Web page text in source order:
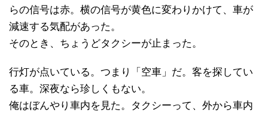
らの信号は赤。横の信号が黄色に変わりかけて、車が
減速する気配があった。
そのとき、ちょうどタクシーが止まった。
行灯が点いている。つまり「空車」だ。客を探してい
る車。深夜なら珍しくもない。
俺はぼんやり車内を見た。タクシーって、外から車内